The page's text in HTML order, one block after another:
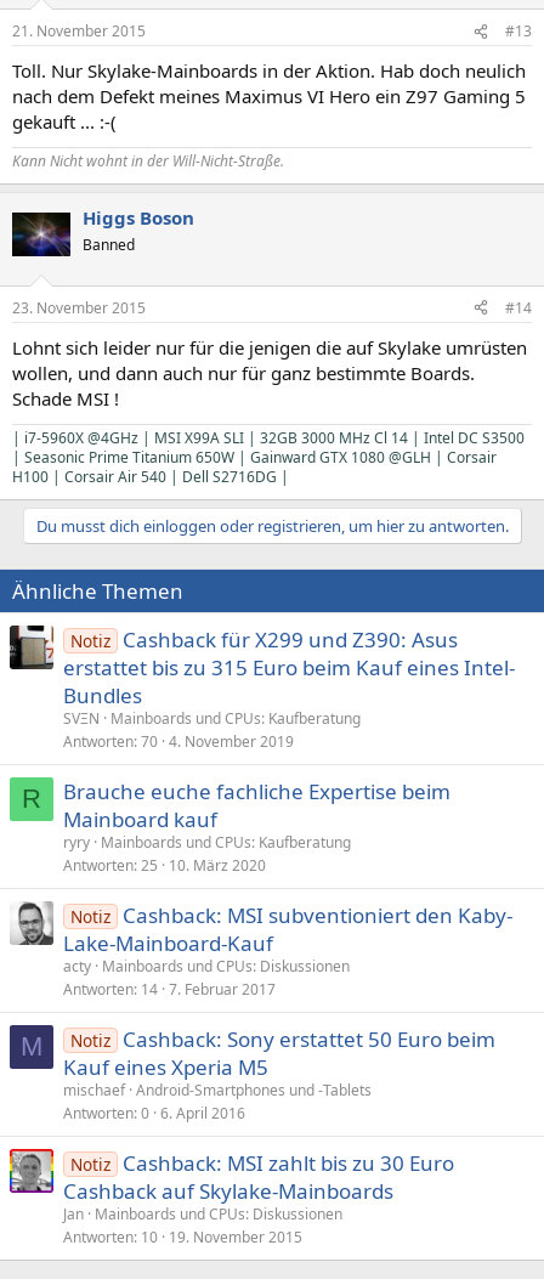
21. November 2015 #13
Toll. Nur Skylake-Mainboards in der Aktion. Hab doch neulich
nach dem Defekt meines Maximus VI Hero ein Z97 Gaming 5
gekauft ... :-(
Kann Nicht wohnt in der Will-Nicht-Straße.
Higgs Boson
Banned
23. November 2015 #14
Lohnt sich leider nur für die jenigen die auf Skylake umrüsten
wollen, und dann auch nur für ganz bestimmte Boards.
Schade MSI !
| i7-5960X @4GHz | MSI X99A SLI | 32GB 3000 MHz Cl 14 | Intel DC S3500
| Seasonic Prime Titanium 650W | Gainward GTX 1080 @GLH | Corsair
H100 | Corsair Air 540 | Dell S2716DG |
Du musst dich einloggen oder registrieren, um hier zu antworten.
Ähnliche Themen
Notiz Cashback für X299 und Z390: Asus
erstattet bis zu 315 Euro beim Kauf eines Intel-
Bundles
SVΞN
Mainboards und CPUs: Kaufberatung
Antworten 70 4. November 2019
R
Brauche euche fachliche Expertise beim
Mainboard kauf
ryry Mainboards und CPUs: Kaufberatung
Antworten 25 10. März 2020
Notiz Cashback: MSI subventioniert den Kaby-
Lake-Mainboard-Kauf
acty Mainboards und CPUs: Diskussionen
Antworten 14 7. Februar 2017
M Notiz Cashback: Sony erstattet 50 Euro beim
Kauf eines Xperia M5
mischaef Android-Smartphones und -Tablets
Antworten 0 6. April 2016
Notiz Cashback: MSI zahlt bis zu 30 Euro
Cashback auf Skylake-Mainboards
Jan Mainboards und CPUs: Diskussionen
Antworten 10 19. November 2015